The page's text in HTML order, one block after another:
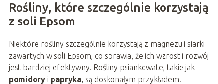
Rośliny, które szczególnie korzystają
z soli Epsom
Niektóre rośliny szczególnie korzystają z magnezu i siarki
zawartych w soli Epsom, co sprawia, że ich wzrost i rozwój
jest bardziej efektywny. Rośliny psiankowate, takie jak
pomidoryi papryka, są doskonałym przykładem.